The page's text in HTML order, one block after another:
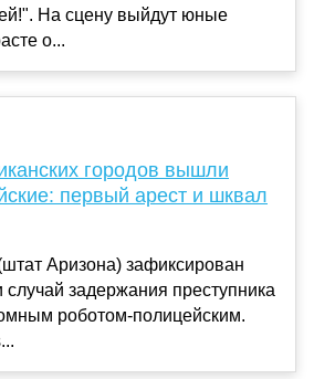
На сцену выйдут юные
о...
городов вышли
первый арест и шквал
Аризона) зафиксирован
задержания преступника
роботом-полицейским.